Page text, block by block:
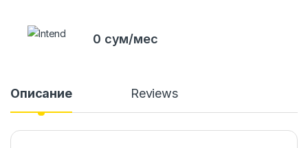
0 сум/мес
Описание Reviews